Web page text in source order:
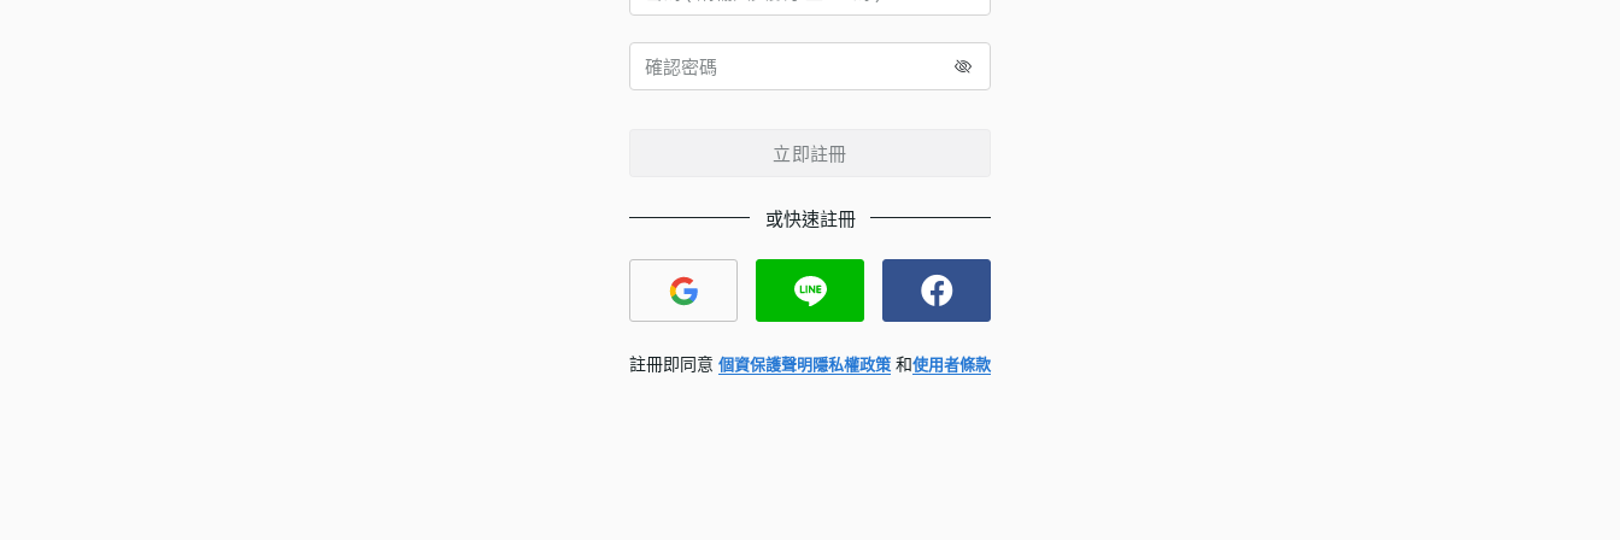
立即註冊
或快速註冊
註冊即同意 個資保護聲明隱私權政策 和使用者條款